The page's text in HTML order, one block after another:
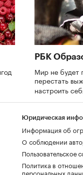
РБК
Мир не будет
перестать
настроить
Юридическая
Информация об
О соблюдении
Пользовательское
Политика в
персональных